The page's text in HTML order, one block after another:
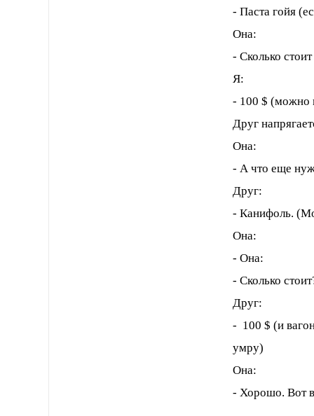
- Паста гойя
Она:
- Сколько
Я:
- 100 $ (можно
Друг
Она:
- А что еще
Друг:
- Канифоль.
Она:
- Она:
- Сколько
Друг:
- 100 $ (и
умру)
Она:
- Хорошо. Вот